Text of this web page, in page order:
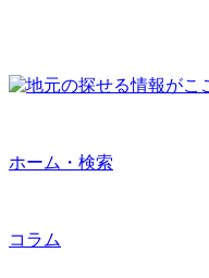
ホーム・検索
コラム